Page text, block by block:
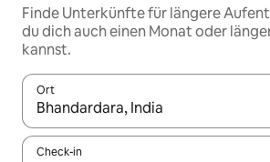
Finde Unterkünfte für längere
du dich auch einen Monat oder
kannst.
Ort
Wenn Ergebnisse verfügbar sind,
Check-in